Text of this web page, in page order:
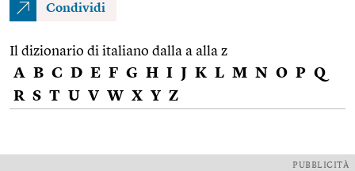
Condividi
Il dizionario di italiano dalla a alla z
A B C D E F G H I J K L M N O P Q
R S T U V W X Y Z
PUBBLICITÀ